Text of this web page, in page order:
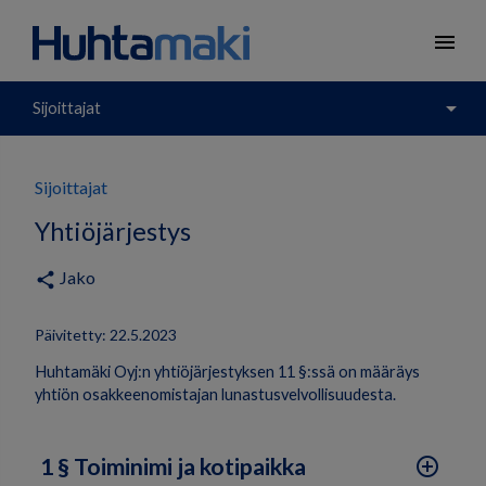
menu
Sijoittajat arrow_drop_down
Sijoittajat
Yhtiöjärjestys
share Jako
Päivitetty: 22.5.2023
Huhtamäki Oyj:n yhtiöjärjestyksen 11 §:ssä on määräys
yhtiön osakkeenomistajan lunastusvelvollisuudesta.
1 § Toiminimi ja kotipaikka add_circle_outline